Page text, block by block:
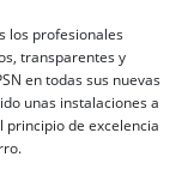
los profesionales
transparentes y
en todas sus nuevas
unas instalaciones a
principio de excelencia